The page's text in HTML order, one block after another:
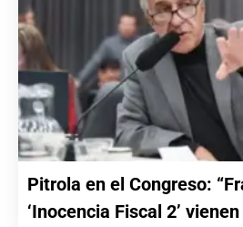
Pitrola en el Congreso:
‘Inocencia Fiscal 2’